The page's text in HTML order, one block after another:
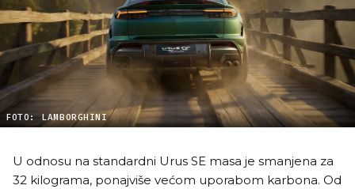
FOTO: LAMBORGHINI
U odnosu na standardni Urus SE masa je smanjena za
32 kilograma, ponajviše većom uporabom karbona. Od